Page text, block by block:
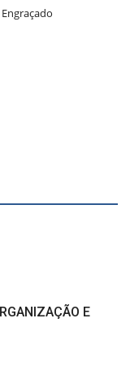
Engraçado
E